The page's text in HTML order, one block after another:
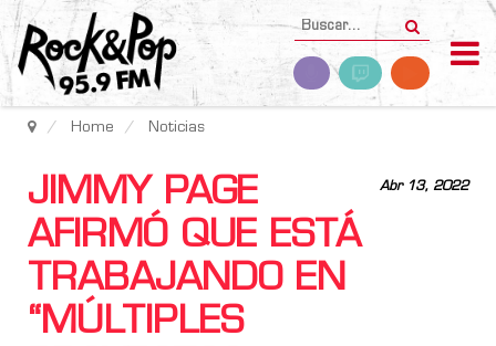
Home Noticias
Abr 13, 2022
JIMMY PAGE
AFIRMÓ QUE ESTÁ
TRABAJANDO EN
“MÚLTIPLES